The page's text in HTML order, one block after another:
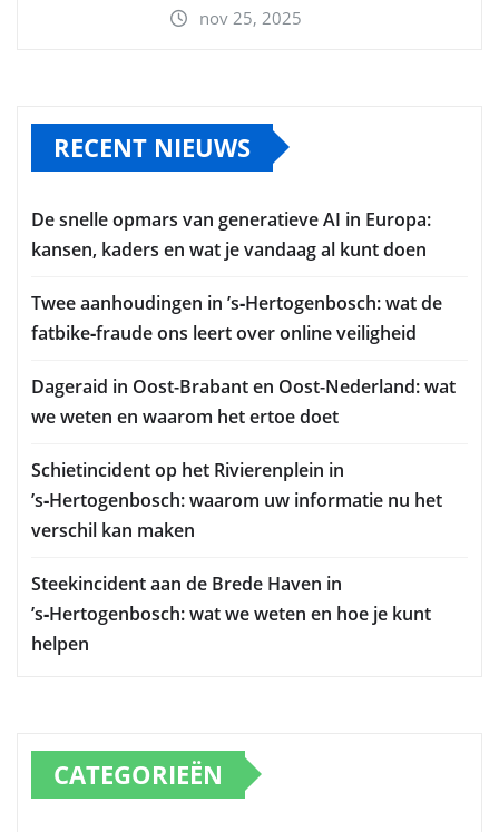
nov 25, 2025
RECENT NIEUWS
De snelle opmars van generatieve AI in Europa:
kansen, kaders en wat je vandaag al kunt doen
Twee aanhoudingen in ’s‑Hertogenbosch: wat de
fatbike‑fraude ons leert over online veiligheid
Dageraid in Oost-Brabant en Oost-Nederland: wat
we weten en waarom het ertoe doet
Schietincident op het Rivierenplein in
’s‑Hertogenbosch: waarom uw informatie nu het
verschil kan maken
Steekincident aan de Brede Haven in
’s‑Hertogenbosch: wat we weten en hoe je kunt
helpen
CATEGORIEËN